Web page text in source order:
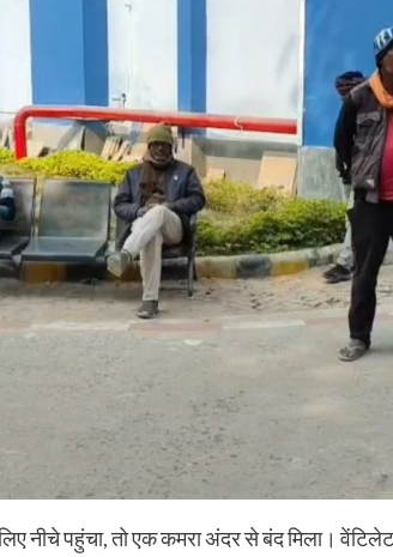
नीचे पहुंचा, तो एक कमरा अंदर से बंद मिला।